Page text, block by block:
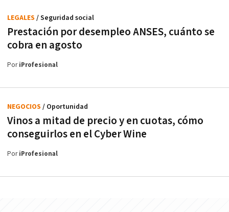
Prestación por desempleo ANSES, cuánto se
cobra en agosto
LEGALES / Seguridad social
PoriProfesional
Vinos a mitad de precio y en cuotas, cómo
conseguirlos en el Cyber Wine
NEGOCIOS / Oportunidad
PoriProfesional